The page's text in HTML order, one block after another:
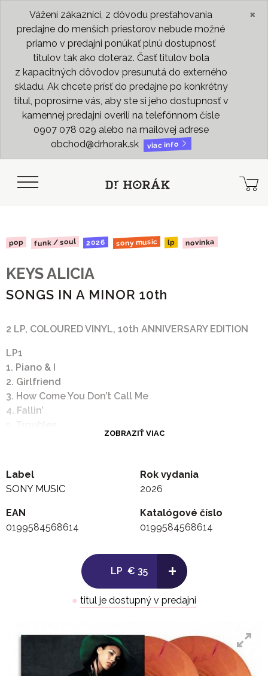
Vážení zákazníci, z dôvodu presťahovania
predajne do menších priestorov nebude možné
priamo v predajni ponúkať plnú dostupnosť
titulov tak ako doteraz. Časť titulov bola
z kapacitných dôvodov presunutá do externého
skladu. Ak chcete prísť do predajne po konkrétny
titul, poprosíme vás, aby ste si jeho dostupnosť v
kamennej predajni overili na telefónnom čísle
0907 078 029 alebo na mailovej adrese
obchod@drhorak.sk
viac info
×
pop funk / soul 2026 sony music lp novinka
KEYS ALICIA
SONGS IN A MINOR 10th
2 LP, COLOURED VINYL, 10th ANNIVERSARY EDITION
LP1
1. Piano & I
2. Girlfriend
3. How Come You Don’t Call Me
4. Fallin’
8. Jane Doe
9. Goodbye
LP2
1. The Life
2. Mr. Man
5. Why Do I Feel So Said
9. Crazy (Mi Corazon)
ZOBRAZIŤ VIAC
Label
SONY MUSIC
Rok vydania
2026
EAN
0199584568614
Katalógové číslo
0199584568614
LP € 35 +
● titul je dostupný v predajni